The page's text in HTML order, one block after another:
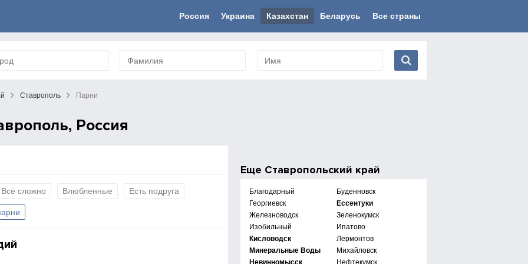
Россия Украина Казахстан Беларусь Все страны
Ставрополь Парни
Россия
Всё сложно Влюбленные Есть подруга
Еще Ставропольский край
Благодарный
Буденновск
Георгиевск
Ессентуки
Железноводск
Зеленокумск
Изобильный
Ипатово
Кисловодск
Лермонтов
Минеральные Воды
Михайловск
Невинномысск
Нефтекумск